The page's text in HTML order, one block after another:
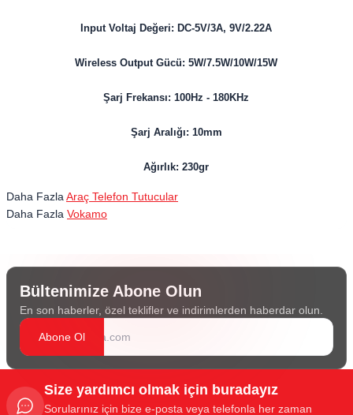
Input Voltaj Değeri: DC-5V/3A, 9V/2.22A
Wireless Output Gücü: 5W/7.5W/10W/15W
Şarj Frekansı: 100Hz - 180KHz
Şarj Aralığı: 10mm
Ağırlık: 230gr
Daha Fazla Araç Telefon Tutucular
Daha Fazla Vokamo
Bültenimize Abone Olun
En son haberler, özel teklifler ve indirimlerden haberdar olun.
Abone Ol
Size yardımcı olmak için buradayız
Sorularınız için bize e-posta veya telefonla her zaman